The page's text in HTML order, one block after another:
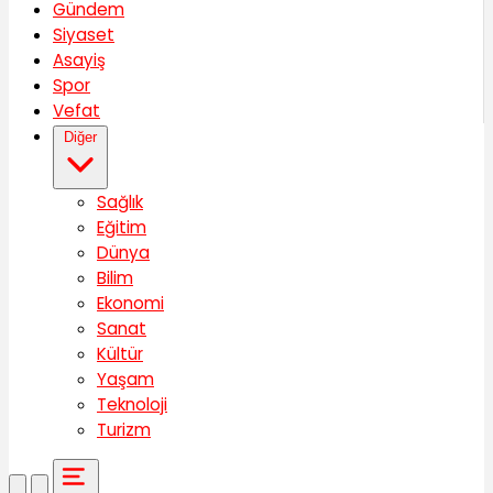
Gündem
Siyaset
Asayiş
Spor
Vefat
Diğer
Sağlık
Eğitim
Dünya
Bilim
Ekonomi
Sanat
Kültür
Yaşam
Teknoloji
Turizm